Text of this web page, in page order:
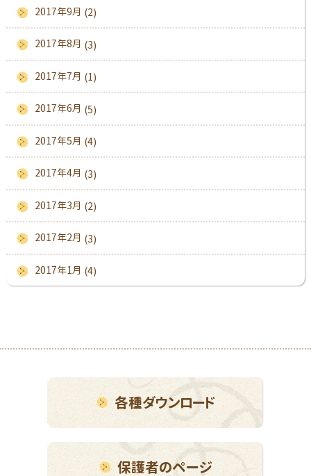
2017年9月 (2)
2017年8月 (3)
2017年7月 (1)
2017年6月 (5)
2017年5月 (4)
2017年4月 (3)
2017年3月 (2)
2017年2月 (3)
2017年1月 (4)
各種ダウンロード
保護者のページ